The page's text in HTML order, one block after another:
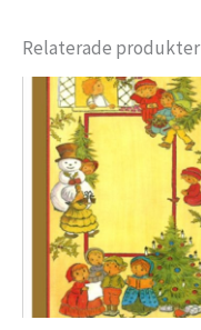
Relaterade produkter